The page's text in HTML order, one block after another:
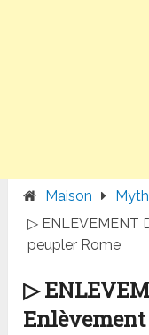
Maison
▷ ENLEVEMENT
peupler Rome
▷